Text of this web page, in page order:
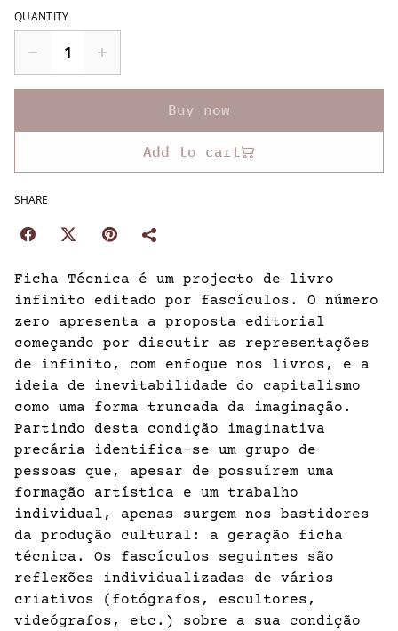
QUANTITY
Buy now
Add to cart
SHARE
Ficha Técnica é um projecto de livro
infinito editado por fascículos. O número
zero apresenta a proposta editorial
começando por discutir as representações
de infinito, com enfoque nos livros, e a
ideia de inevitabilidade do capitalismo
como uma forma truncada da imaginação.
Partindo desta condição imaginativa
precária identifica-se um grupo de
pessoas que, apesar de possuírem uma
formação artística e um trabalho
individual, apenas surgem nos bastidores
da produção cultural: a geração ficha
técnica. Os fascículos seguintes são
reflexões individualizadas de vários
criativos (fotógrafos, escultores,
videógrafos, etc.) sobre a sua condição